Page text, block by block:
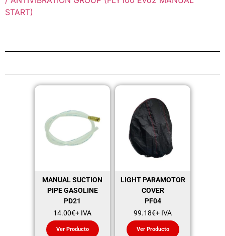
START)
MANUAL SUCTION
PIPE GASOLINE
PD21
14.00€+ IVA
Ver Producto
LIGHT PARAMOTOR
COVER
PF04
99.18€+ IVA
Ver Producto